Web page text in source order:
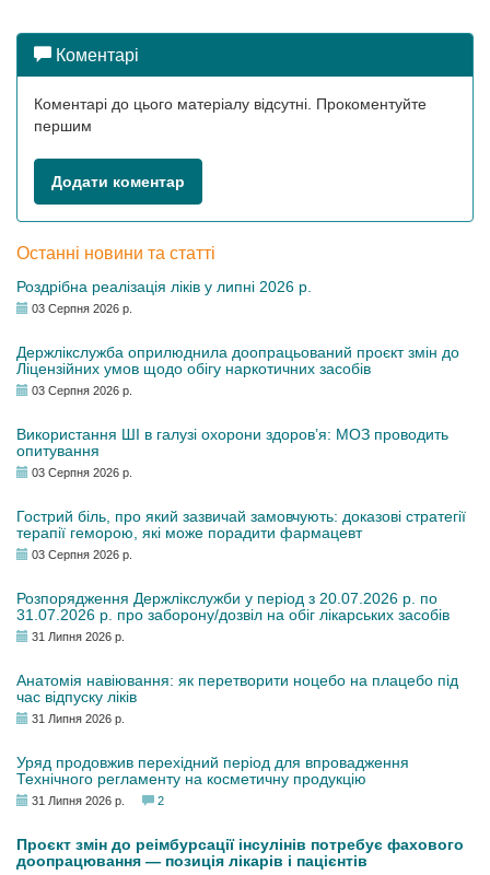
Коментарі
Коментарі до цього матеріалу відсутні. Прокоментуйте
першим
Додати коментар
Останні новини та статті
Роздрібна реалізація ліків у липні 2026 р.
03 Серпня 2026 р.
Держлікслужба оприлюднила доопрацьований проєкт змін до
Ліцензійних умов щодо обігу наркотичних засобів
03 Серпня 2026 р.
Використання ШІ в галузі охорони здоров’я: МОЗ проводить
опитування
03 Серпня 2026 р.
Гострий біль, про який зазвичай замовчують: доказові стратегії
терапії геморою, які може порадити фармацевт
03 Серпня 2026 р.
Розпорядження Держлікслужби у період з 20.07.2026 р. по
31.07.2026 р. про заборону/дозвіл на обіг лікарських засобів
31 Липня 2026 р.
Анатомія навіювання: як перетворити ноцебо на плацебо під
час відпуску ліків
31 Липня 2026 р.
Уряд продовжив перехідний період для впровадження
Технічного регламенту на косметичну продукцію
31 Липня 2026 р. 2
Проєкт змін до реімбурсації інсулінів потребує фахового
доопрацювання — позиція лікарів і пацієнтів